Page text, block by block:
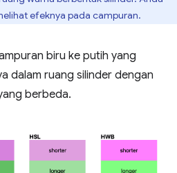
efeknya pada campuran.
biru ke putih yang
dalam ruang silinder dengan
berbeda.